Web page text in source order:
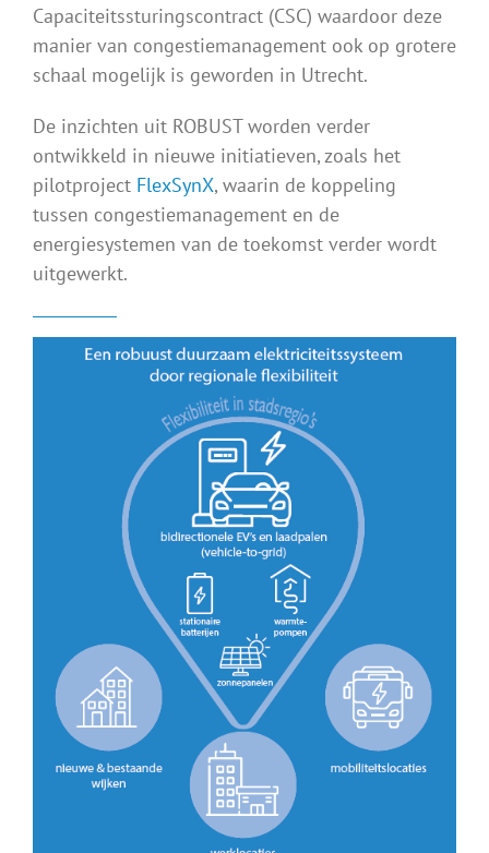
Capaciteitssturingscontract (CSC) waardoor deze
manier van congestiemanagement ook op grotere
schaal mogelijk is geworden in Utrecht.
De inzichten uit ROBUST worden verder
ontwikkeld in nieuwe initiatieven, zoals het
pilotproject FlexSynX, waarin de koppeling
tussen congestiemanagement en de
energiesystemen van de toekomst verder wordt
uitgewerkt.